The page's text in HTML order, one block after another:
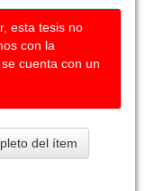
esta tesis no
con la
cuenta con un
del ítem